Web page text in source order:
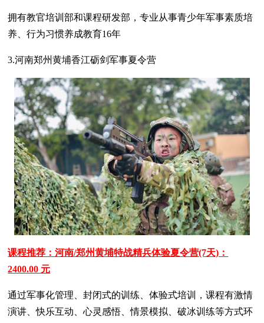
拥有教官培训部和课程研发部，专业从事青少年军事素质培
养、行为习惯养成教育16年
3.河南郑州黄埔香江砺剑军事夏令营
课程推荐：河南/郑州黄埔特战精兵体验夏令营(7天)：
2400.00 元
通过军事化管理、封闭式的训练、体验式培训，课程有激情
演讲、快乐互动、心灵感悟、情景模拟、破冰训练等方式环